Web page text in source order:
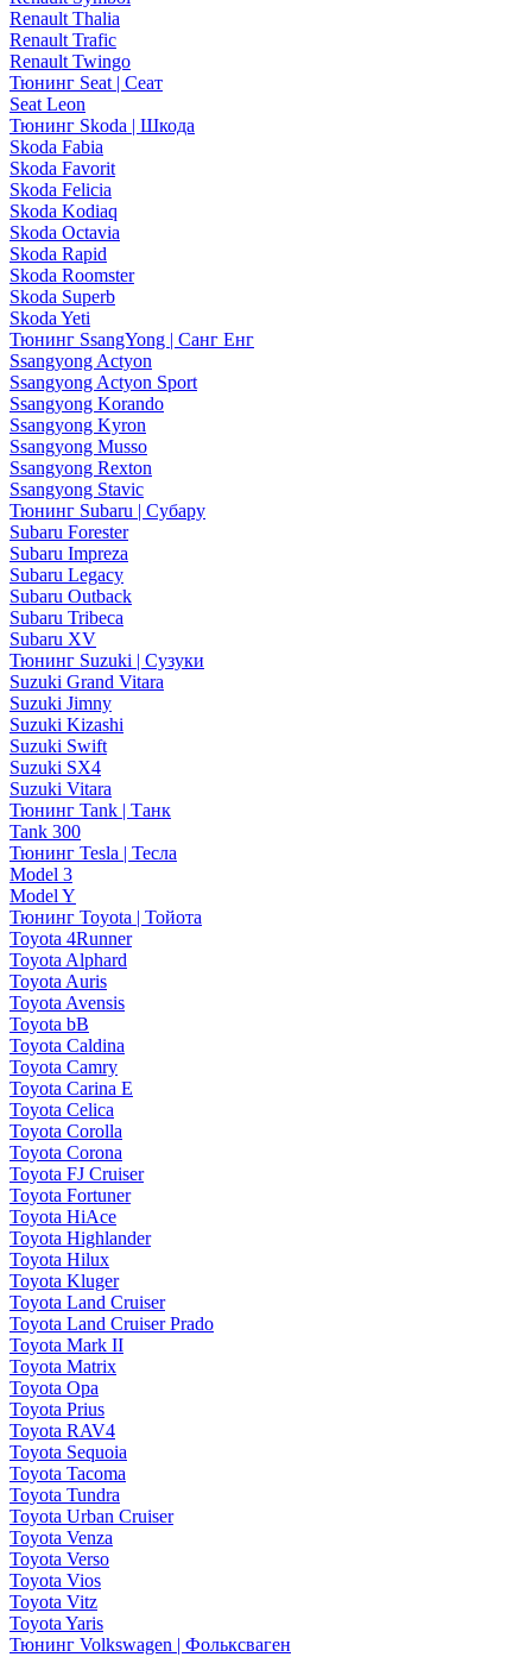
Renault Thalia
Renault Trafic
Renault Twingo
Тюнинг Seat | Сеат
Seat Leon
Тюнинг Skoda | Шкода
Skoda Fabia
Skoda Favorit
Skoda Felicia
Skoda Kodiaq
Skoda Octavia
Skoda Rapid
Skoda Roomster
Skoda Superb
Skoda Yeti
Тюнинг SsangYong | Санг Енг
Ssangyong Actyon
Ssangyong Actyon Sport
Ssangyong Korando
Ssangyong Kyron
Ssangyong Musso
Ssangyong Rexton
Ssangyong Stavic
Тюнинг Subaru | Субару
Subaru Forester
Subaru Impreza
Subaru Legacy
Subaru Outback
Subaru Tribeca
Subaru XV
Тюнинг Suzuki | Сузуки
Suzuki Grand Vitara
Suzuki Jimny
Suzuki Kizashi
Suzuki Swift
Suzuki SX4
Suzuki Vitara
Тюнинг Tank | Танк
Tank 300
Тюнинг Tesla | Тесла
Model 3
Model Y
Тюнинг Toyota | Тойота
Toyota 4Runner
Toyota Alphard
Toyota Auris
Toyota Avensis
Toyota bB
Toyota Caldina
Toyota Camry
Toyota Carina E
Toyota Celica
Toyota Corolla
Toyota Corona
Toyota FJ Cruiser
Toyota Fortuner
Toyota HiAce
Toyota Highlander
Toyota Hilux
Toyota Kluger
Toyota Land Cruiser
Toyota Land Cruiser Prado
Toyota Mark II
Toyota Matrix
Toyota Opa
Toyota Prius
Toyota RAV4
Toyota Sequoia
Toyota Tacoma
Toyota Tundra
Toyota Urban Cruiser
Toyota Venza
Toyota Verso
Toyota Vios
Toyota Vitz
Toyota Yaris
Тюнинг Volkswagen | Фольксваген